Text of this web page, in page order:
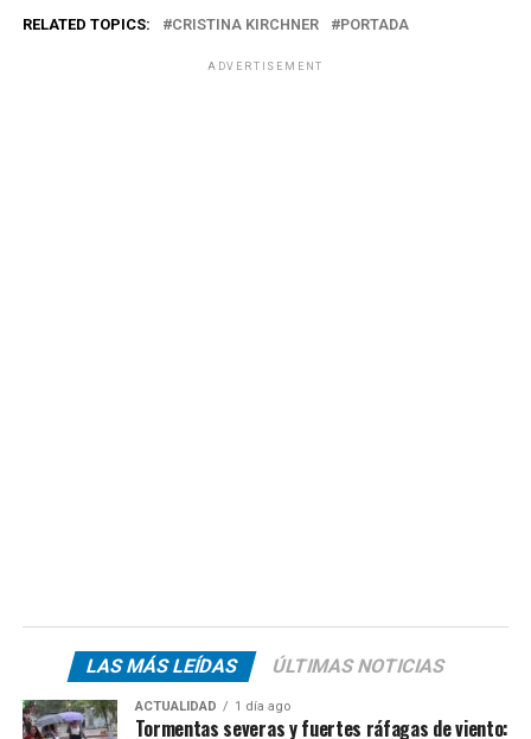
RELATED TOPICS: CRISTINA KIRCHNER PORTADA
ADVERTISEMENT
LAS MÁS LEÍDAS ÚLTIMAS NOTICIAS
ACTUALIDAD 1 día ago
Tormentas severas y fuertes ráfagas de viento: